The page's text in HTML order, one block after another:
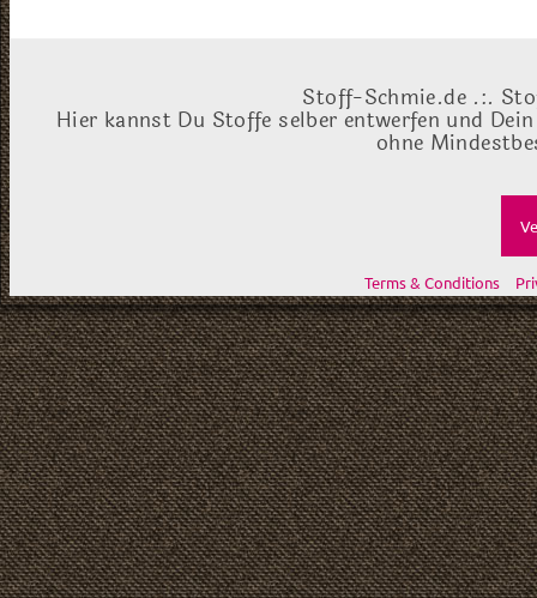
Stoff-Schmie.de .:.
Hier kannst Du Stoffe selber entwerfen und
ohne
Terms & Conditions